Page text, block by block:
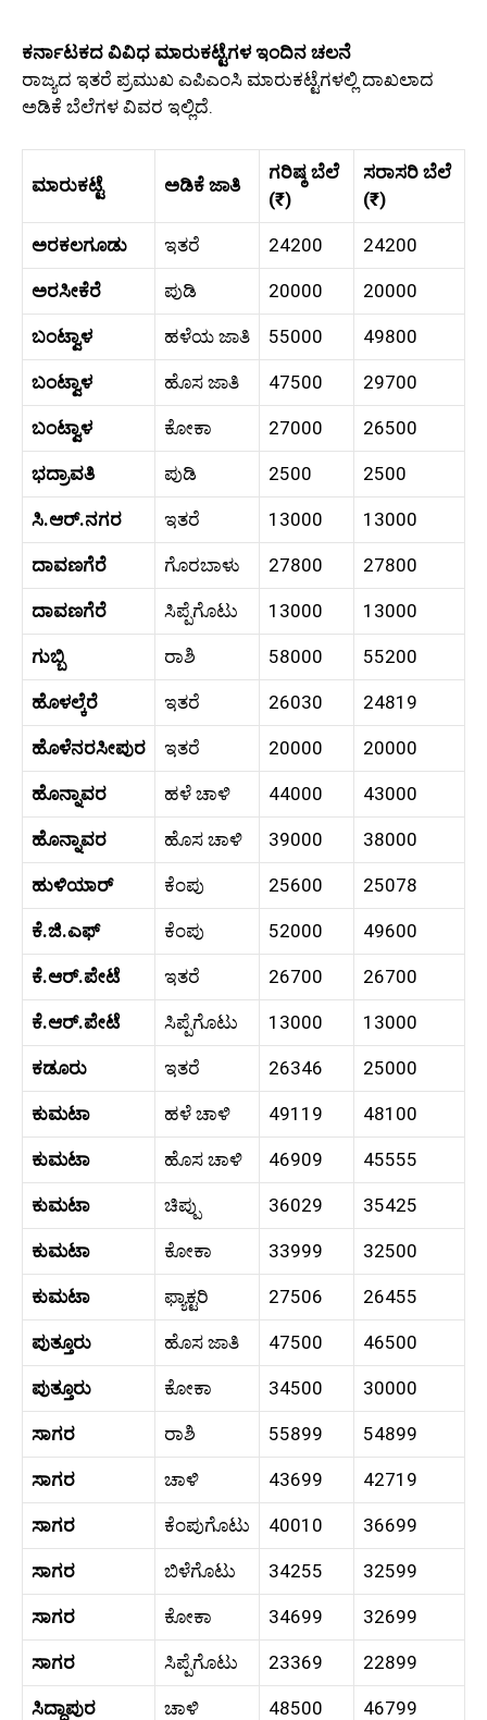
ಕರ್ನಾಟಕದ ವಿವಿಧ ಮಾರುಕಟ್ಟೆಗಳ ಇಂದಿನ ಚಲನೆ
ರಾಜ್ಯದ ಇತರೆ ಪ್ರಮುಖ ಎಪಿಎಂಸಿ ಮಾರುಕಟ್ಟೆಗಳಲ್ಲಿ ದಾಖಲಾದ
ಅಡಿಕೆ ಬೆಲೆಗಳ ವಿವರ ಇಲ್ಲಿದೆ.
ಮಾರುಕಟ್ಟೆ ಅಡಿಕೆ ಜಾತಿ
ಗರಿಷ್ಠ ಬೆಲೆ
(₹)
ಸರಾಸರಿ ಬೆಲೆ
(₹)
ಅರಕಲಗೂಡು ಇತರೆ 24200 24200
ಅರಸೀಕೆರೆ ಪುಡಿ 20000 20000
ಬಂಟ್ವಾಳ ಹಳೆಯ ಜಾತಿ 55000 49800
ಬಂಟ್ವಾಳ ಹೊಸ ಜಾತಿ 47500 29700
ಬಂಟ್ವಾಳ ಕೋಕಾ 27000 26500
ಭದ್ರಾವತಿ ಪುಡಿ 2500 2500
ಸಿ.ಆರ್.ನಗರ ಇತರೆ 13000 13000
ದಾವಣಗೆರೆ ಗೊರಬಾಳು 27800 27800
ದಾವಣಗೆರೆ ಸಿಪ್ಪೆಗೊಟು 13000 13000
ಗುಬ್ಬಿ ರಾಶಿ 58000 55200
ಹೊಳಲ್ಕೆರೆ ಇತರೆ 26030 24819
ಹೊಳೆನರಸೀಪುರ ಇತರೆ 20000 20000
ಹೊನ್ನಾವರ ಹಳೆ ಚಾಳಿ 44000 43000
ಹೊನ್ನಾವರ ಹೊಸ ಚಾಳಿ 39000 38000
ಹುಳಿಯಾರ್ ಕೆಂಪು 25600 25078
ಕೆ.ಜಿ.ಎಫ್ ಕೆಂಪು 52000 49600
ಕೆ.ಆರ್.ಪೇಟೆ ಇತರೆ 26700 26700
ಕೆ.ಆರ್.ಪೇಟೆ ಸಿಪ್ಪೆಗೊಟು 13000 13000
ಕಡೂರು ಇತರೆ 26346 25000
ಕುಮಟಾ ಹಳೆ ಚಾಳಿ 49119 48100
ಕುಮಟಾ ಹೊಸ ಚಾಳಿ 46909 45555
ಕುಮಟಾ ಚಿಪ್ಪು 36029 35425
ಕುಮಟಾ ಕೋಕಾ 33999 32500
ಕುಮಟಾ ಫ್ಯಾಕ್ಟರಿ 27506 26455
ಪುತ್ತೂರು ಹೊಸ ಜಾತಿ 47500 46500
ಪುತ್ತೂರು ಕೋಕಾ 34500 30000
ಸಾಗರ ರಾಶಿ 55899 54899
ಸಾಗರ ಚಾಳಿ 43699 42719
ಸಾಗರ ಕೆಂಪುಗೊಟು 40010 36699
ಸಾಗರ ಬಿಳೆಗೊಟು 34255 32599
ಸಾಗರ ಕೋಕಾ 34699 32699
ಸಾಗರ ಸಿಪ್ಪೆಗೊಟು 23369 22899
ಸಿದ್ದಾಪುರ ಚಾಳಿ 48500 46799